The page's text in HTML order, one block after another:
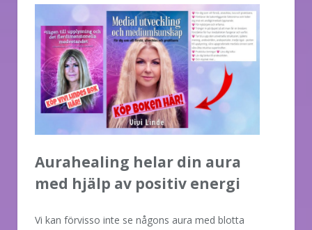
Aurahealing helar din aura
med hjälp av positiv energi
Vi kan förvisso inte se någons aura med blotta